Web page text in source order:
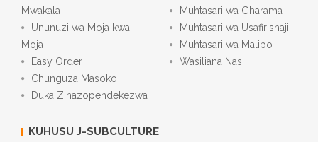
Mwakala
Ununuzi wa Moja kwa
Moja
Easy Order
Chunguza Masoko
Duka Zinazopendekezwa
Muhtasari wa Gharama
Muhtasari wa Usafirishaji
Muhtasari wa Malipo
Wasiliana Nasi
KUHUSU J-SUBCULTURE